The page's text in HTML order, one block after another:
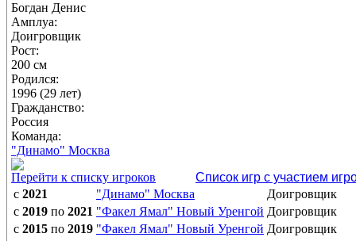
Богдан Денис
Амплуа:
Доигровщик
Рост:
200 см
Родился:
1996 (29 лет)
Гражданство:
Россия
Команда:
"Динамо" Москва
Перейти к списку игроков
Список игр с участием
с 2021 "Динамо" Москва
Доигровщик
с 2019 по 2021 "Факел Ямал" Новый Уренгой Доигровщик
с 2015 по 2019 "Факел Ямал" Новый Уренгой Доигровщик